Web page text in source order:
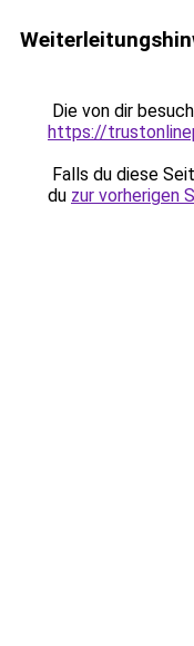
Die von dir
https://
Falls du diese
du zur vorherigen